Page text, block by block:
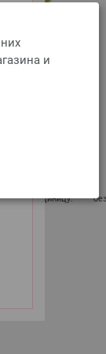
и
гр
за единицу: